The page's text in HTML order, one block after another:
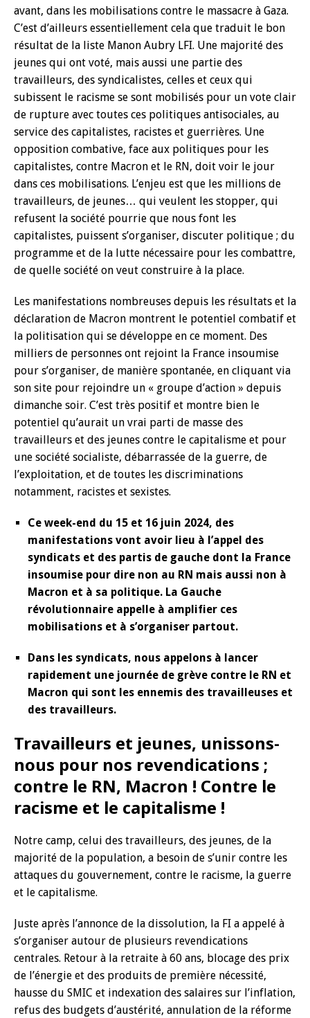
avant, dans les mobilisations contre le massacre à Gaza.
C’est d’ailleurs essentiellement cela que traduit le bon
résultat de la liste Manon Aubry LFI. Une majorité des
jeunes qui ont voté, mais aussi une partie des
travailleurs, des syndicalistes, celles et ceux qui
subissent le racisme se sont mobilisés pour un vote clair
de rupture avec toutes ces politiques antisociales, au
service des capitalistes, racistes et guerrières. Une
opposition combative, face aux politiques pour les
capitalistes, contre Macron et le RN, doit voir le jour
dans ces mobilisations. L’enjeu est que les millions de
travailleurs, de jeunes… qui veulent les stopper, qui
refusent la société pourrie que nous font les
capitalistes, puissent s’organiser, discuter politique ; du
programme et de la lutte nécessaire pour les combattre,
de quelle société on veut construire à la place.
Les manifestations nombreuses depuis les résultats et la
déclaration de Macron montrent le potentiel combatif et
la politisation qui se développe en ce moment. Des
milliers de personnes ont rejoint la France insoumise
pour s’organiser, de manière spontanée, en cliquant via
son site pour rejoindre un « groupe d’action » depuis
dimanche soir. C’est très positif et montre bien le
potentiel qu’aurait un vrai parti de masse des
travailleurs et des jeunes contre le capitalisme et pour
une société socialiste, débarrassée de la guerre, de
l’exploitation, et de toutes les discriminations
notamment, racistes et sexistes.
Ce week-end du 15 et 16 juin 2024, des
manifestations vont avoir lieu à l’appel des
syndicats et des partis de gauche dont la France
insoumise pour dire non au RN mais aussi non à
Macron et à sa politique. La Gauche
révolutionnaire appelle à amplifier ces
mobilisations et à s’organiser partout.
Dans les syndicats, nous appelons à lancer
rapidement une journée de grève contre le RN et
Macron qui sont les ennemis des travailleuses et
des travailleurs.
Travailleurs et jeunes, unissons-
nous pour nos revendications ;
contre le RN, Macron ! Contre le
racisme et le capitalisme !
Notre camp, celui des travailleurs, des jeunes, de la
majorité de la population, a besoin de s’unir contre les
attaques du gouvernement, contre le racisme, la guerre
et le capitalisme.
Juste après l’annonce de la dissolution, la FI a appelé à
s’organiser autour de plusieurs revendications
centrales. Retour à la retraite à 60 ans, blocage des prix
de l’énergie et des produits de première nécessité,
hausse du SMIC et indexation des salaires sur l’inflation,
refus des budgets d’austérité, annulation de la réforme